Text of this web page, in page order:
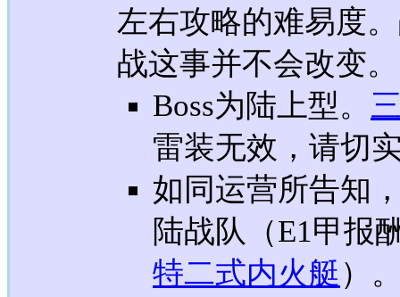
左右攻略的难易度
战这事并不会改变。
Boss为陆上型。
雷装无效，请切
如同运营所告知
陆战队（E1甲报
特二式内火艇 ）